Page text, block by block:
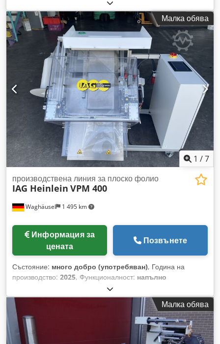
термосвиване Kallfass Universal 450N. Макс. ширина на
ролката: 760 мм, номинална мощност: 9 kW, работно
напрежение: 380 V, управляващо напрежение: 24 V,
основен предпазител: 3x 20A, номинален ток: 18A.
Включително тунел за термосвиване Kallfass Universal
450N, номинална мощност: 16,5 +1 kW. Дължина на
линията: около 9000 мм, ширина: 1400 мм.
Трансформаторът за заваряващия щифт е дефектирал.
Възможен е оглед на място. Crsdpew Nykmefx Al Sef
Малка обява
1 /7
Waghäusel 1 495 km
производствена линия за плоско фолио
IAG Heinlein VPM 400
Информация за
цената
Позвънете
Състояние: много добро (употребяван), Година на
производство: 2025, Функционалност: напълно
, за полурукавна PE фолио от ролка,
ширина на фолиото до 400 мм, дължина на торбата до 750
мм, дебелина на фолиото 0,05 до 0,14 мм, дължината на
торбата е свободно регулируема, отделяне на торбите чрез
нож, защитно устройство за напречното заваряване
Codpoyrmuwefx Al Serf
Малка обява